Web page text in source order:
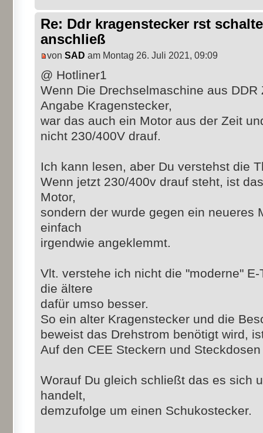
Re: Ddr kragenstecker rst
anschließ
von SAD am Montag 26. Juli 2021, 09:09
@ Hotliner1
Wenn Die Drechselmaschine aus
Angabe Kragenstecker,
war das auch ein Motor aus der Zeit
nicht 230/400V drauf.
Ich kann lesen, aber Du verstehst die
Wenn jetzt 230/400v drauf steht, ist
Motor,
sondern der wurde gegen ein neueres
einfach
irgendwie angeklemmt.
Vlt. verstehe ich nicht die "moderne"
die ältere
dafür umso besser.
So ein alter Kragenstecker und die
beweist das Drehstrom benötigt wird,
Auf den CEE Steckern und
Worauf Du gleich schließt das es sich
handelt,
demzufolge um einen Schukostecker.